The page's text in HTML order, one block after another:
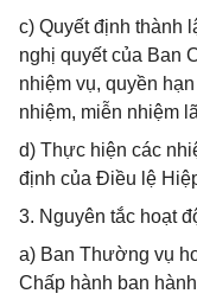
c) Quyết định thành
nghị quyết của Ban
nhiệm vụ, quyền
nhiệm, miễn nhiệm
d) Thực hiện các
định của Điều lệ
3. Nguyên tắc hoạt
a) Ban Thường vụ
Chấp hành ban